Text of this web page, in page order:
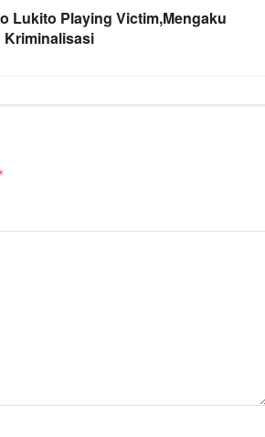
Lukito Playing Victim,Mengaku
Kriminalisasi